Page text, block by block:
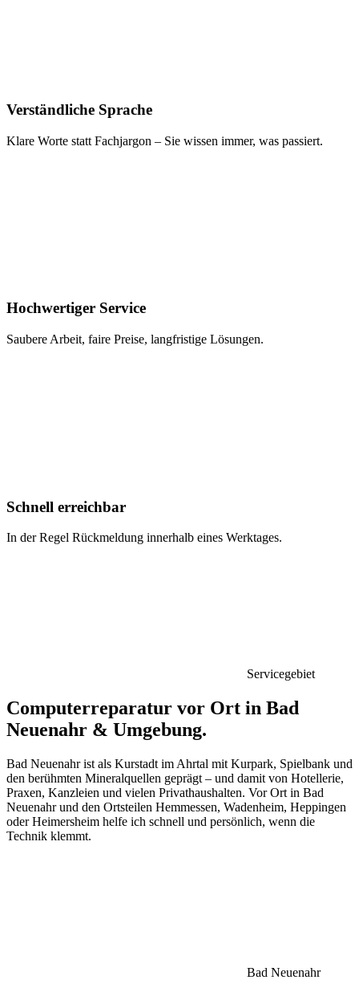
Verständliche Sprache
Klare Worte statt Fachjargon – Sie wissen immer, was passiert.
Hochwertiger Service
Saubere Arbeit, faire Preise, langfristige Lösungen.
Schnell erreichbar
In der Regel Rückmeldung innerhalb eines Werktages.
Servicegebiet
Computerreparatur vor Ort in Bad
Neuenahr & Umgebung.
Bad Neuenahr ist als Kurstadt im Ahrtal mit Kurpark, Spielbank und
den berühmten Mineralquellen geprägt – und damit von Hotellerie,
Praxen, Kanzleien und vielen Privathaushalten. Vor Ort in Bad
Neuenahr und den Ortsteilen Hemmessen, Wadenheim, Heppingen
oder Heimersheim helfe ich schnell und persönlich, wenn die
Technik klemmt.
Bad Neuenahr